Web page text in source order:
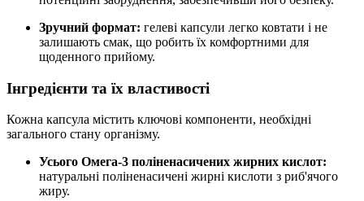
Зручний формат: гелеві капсули легко ковтати і не
залишають смак, що робить їх комфортними для
щоденного прийому.
Інгредієнти та їх властивості
Кожна капсула містить ключові компоненти, необхідні
загального стану організму.
Усього Омега-3 поліненасичених жирних кислот:
натуральні поліненасичені жирні кислоти з риб'ячого
жиру.